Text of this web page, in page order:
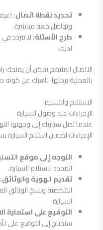
تحديد نقطة اتصال:
وتواصل معه مباشرة.
طرح الأسئلة:لا تتردد
لديك.
الاتصال المنتظم يمكن أن
بالعملية برمتها. ناهيك عن
الاستلام والتسليم
الإجراءات عند وصول السيارة
عندما تصل سيارتك إلى وجهتها
الإجراءات لضمان استلام
التوجه إلى موقع
المحدد لاستلام السيارة.
تقديم الهوية والوثائق:
الشخصية ونسخ الوثائق
السيارة.
التوقيع على استمارة
ستحتاج إلى التوقيع على